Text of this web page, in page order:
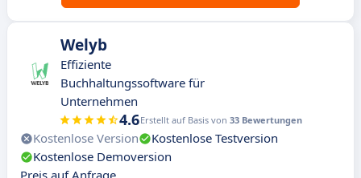
Welyb
Effiziente
Buchhaltungssoftware für
Unternehmen
4.6Erstellt auf Basis von 33 Bewertungen
Kostenlose Version
Kostenlose Testversion
Kostenlose Demoversion